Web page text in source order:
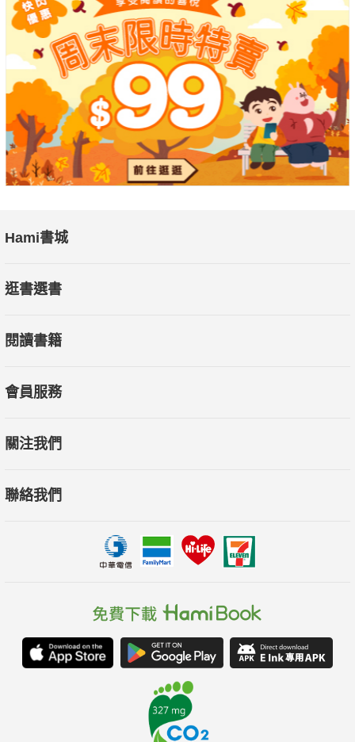
以造型、以美學為前提，用故事體呼喚讀者，捏塑人物臉譜，
難怪，我便一頭栽進回憶的鎂光燈。
作家 吳鈞堯
Judy老師是一位，很酷的造型師，喔～不止，
Judy老師可是一位心靈學家，充滿觀察魅力與人生經歷的魔法
師。
她想說的，那些故事，都濃縮在她的手稿和這本書了。
多年造型顧問工作沉澱後，
以一篇篇具有啟發性思維的故事，
檢視，沉思，「時尚」的根本是在發現自己。
從事造型設計近三十年，有些工作上的人、事、物歷歷在目，很
能在第五本書當中，把生命經驗、生活態度，結合對造型的審美
專業與生活結合，寫成一篇篇文章。本業不是作家，寫作本就辛
苦不易，何況要揉合造型專業、生命、生活、品味為文，更是難
Hami書城
逛書選書
閱讀書籍
會員服務
關注我們
聯絡我們